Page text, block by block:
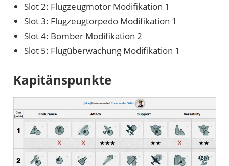
Slot 2: Flugzeugmotor Modifikation 1
Slot 3: Flugzeugtorpedo Modifikation 1
Slot 4: Bomber Modifikation 2
Slot 5: Flugüberwachung Modifikation 1
Kapitänspunkte